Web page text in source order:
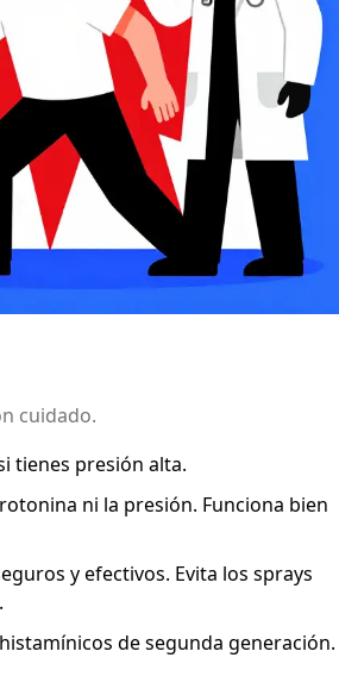
cuidado.
tienes presión alta.
ni la presión. Funciona bien
y efectivos. Evita los sprays
de segunda generación.